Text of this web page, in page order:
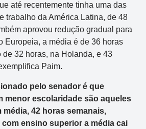
até recentemente tinha uma das
trabalho da América Latina, de 48
aprovou redução gradual para
Europeia, a média é de 36 horas
32 horas, na Holanda, e 43
Paim.
pelo senador é que
menor escolaridade são aqueles
média, 42 horas semanais,
ensino superior a média cai